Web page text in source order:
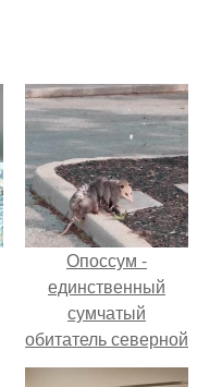
Опоссум -
единственный
сумчатый
обитатель северной
америки.